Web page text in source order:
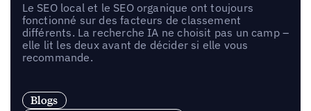
Le SEO local et le SEO organique ont toujours
fonctionné sur des facteurs de classement
différents. La recherche IA ne choisit pas un camp –
elle lit les deux avant de décider si elle vous
recommande.
Blogs